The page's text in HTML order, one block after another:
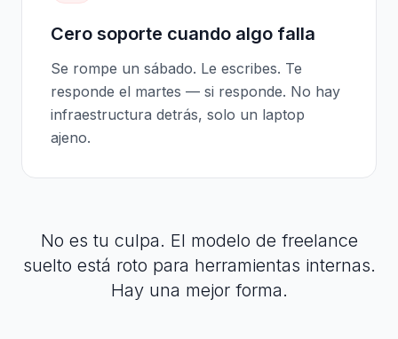
Cero soporte cuando algo falla
Se rompe un sábado. Le escribes. Te
responde el martes — si responde. No hay
infraestructura detrás, solo un laptop
ajeno.
No es tu culpa. El modelo de freelance
suelto está roto para herramientas internas.
Hay una mejor forma.